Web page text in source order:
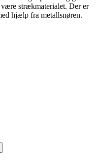
strækmaterialet. Der er
hjælp fra metallsnøren.